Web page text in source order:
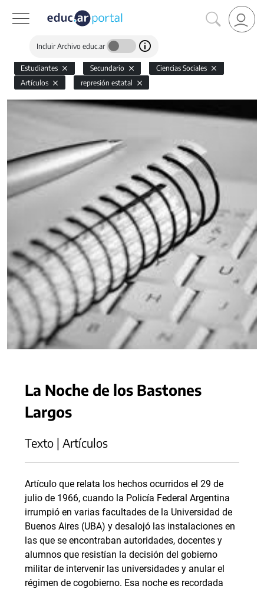
Incluir Archivo educ.ar
Estudiantes Secundario
Ciencias Sociales
Artículos
represión estatal
La Noche de los Bastones
Largos
Texto | Artículos
Artículo que relata los hechos ocurridos el 29 de
julio de 1966, cuando la Policía Federal Argentina
irrumpió en varias facultades de la Universidad de
Buenos Aires (UBA) y desalojó las instalaciones en
las que se encontraban autoridades, docentes y
alumnos que resistían la decisión del gobierno
militar de intervenir las universidades y anular el
régimen de cogobierno. Esa noche es recordada